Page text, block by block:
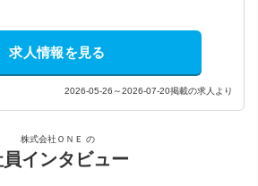
求人情報を見る
2026-05-26～2026-07-20掲載の求人より
株式会社ＯＮＥ の
インタビュー